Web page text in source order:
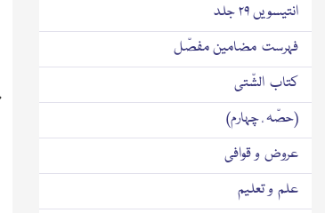
انتیسویں ۲۹ جلد
فہرست مضامین مفصّل
کتاب الشّتی
(حصّہ ٔ چہارم)
عروض و قوافی
علم و تعلیم